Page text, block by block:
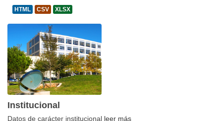
HTML CSV XLSX
Institucional
Datos de carácter institucional leer más